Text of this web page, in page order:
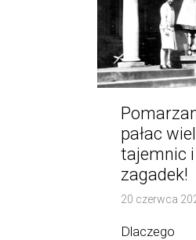
pałac
tajemnic i
zagadek!
20 czerwca
Dlaczego